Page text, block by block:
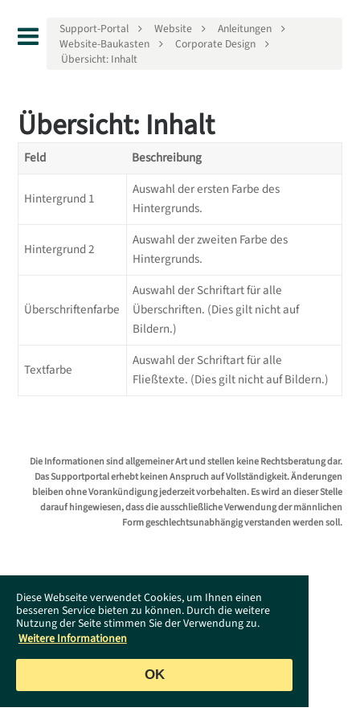
Diese Webseite verwendet Cookies, um Ihnen einen
besseren Service bieten zu können. Durch die weitere
Nutzung der Seite stimmen Sie der Verwendung zu.
Weitere Informationen
OK
Support-Portal Website
Anleitungen
Website-Baukasten
Corporate Design
Übersicht: Inhalt
Übersicht: Inhalt
Feld Beschreibung
Hintergrund 1
Auswahl der ersten Farbe des
Hintergrunds.
Hintergrund 2
Auswahl der zweiten Farbe des
Hintergrunds.
Überschriftenfarbe
Auswahl der Schriftart für alle
Überschriften. (Dies gilt nicht auf
Bildern.)
Textfarbe
Auswahl der Schriftart für alle
Fließtexte. (Dies gilt nicht auf Bildern.)
Die Informationen sind allgemeiner Art und stellen keine Rechtsberatung dar.
Das Supportportal erhebt keinen Anspruch auf Vollständigkeit. Änderungen
bleiben ohne Vorankündigung jederzeit vorbehalten. Es wird an dieser Stelle
darauf hingewiesen, dass die ausschließliche Verwendung der männlichen
Form geschlechtsunabhängig verstanden werden soll.